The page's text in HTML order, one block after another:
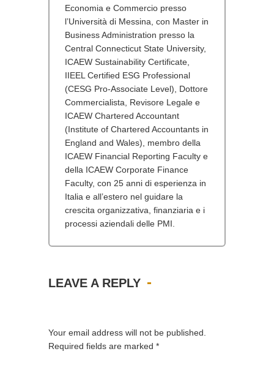
Economia e Commercio presso
l’Università di Messina, con Master in
Business Administration presso la
Central Connecticut State University,
ICAEW Sustainability Certificate,
IIEEL Certified ESG Professional
(CESG Pro-Associate Level), Dottore
Commercialista, Revisore Legale e
ICAEW Chartered Accountant
(Institute of Chartered Accountants in
England and Wales), membro della
ICAEW Financial Reporting Faculty e
della ICAEW Corporate Finance
Faculty, con 25 anni di esperienza in
Italia e all’estero nel guidare la
crescita organizzativa, finanziaria e i
processi aziendali delle PMI.
LEAVE A REPLY
Your email address will not be published.
Required fields are marked *